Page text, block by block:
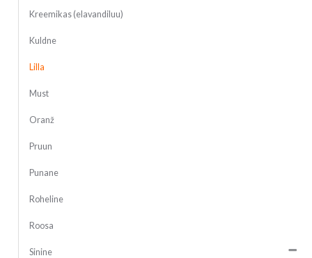
Kreemikas (elavandiluu)
Kuldne
Lilla
Must
Oranž
Pruun
Punane
Roheline
Roosa
Sinine